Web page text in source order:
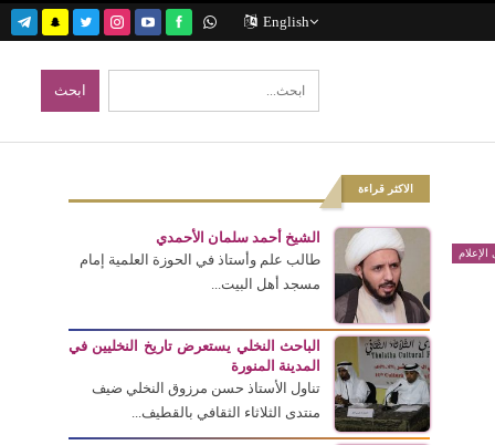
English
الاكثر قراءة
الشيخ أحمد سلمان الأحمدي
طالب علم وأستاذ في الحوزة العلمية إمام
مسجد أهل البيت...
الباحث النخلي يستعرض تاريخ النخليين في
المدينة المنورة
تناول الأستاذ حسن مرزوق النخلي ضيف
منتدى الثلاثاء الثقافي بالقطيف...